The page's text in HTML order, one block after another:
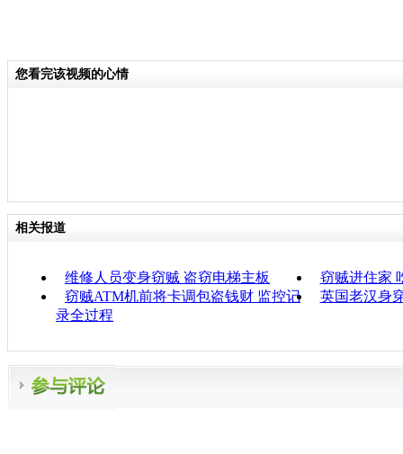
您看完该视频的心情
相关报道
维修人员变身窃贼 盗窃电梯主板
窃贼进住家
窃贼ATM机前将卡调包盗钱财 监控记
录全过程
英国老汉身